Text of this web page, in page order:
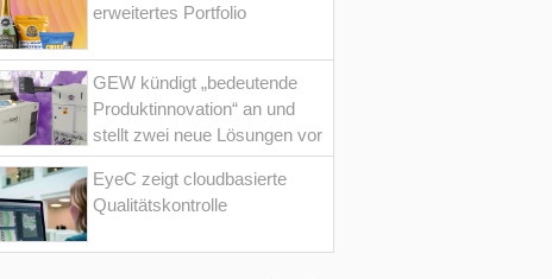
erweitertes Portfolio
GEW kündigt „bedeutende
Produktinnovation“ an und
stellt zwei neue Lösungen vor
EyeC zeigt cloudbasierte
Qualitätskontrolle